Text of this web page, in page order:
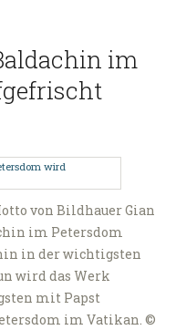
im
von Bildhauer Gian
im Petersdom
in der wichtigsten
wird das Werk
mit Papst
im Vatikan. ©